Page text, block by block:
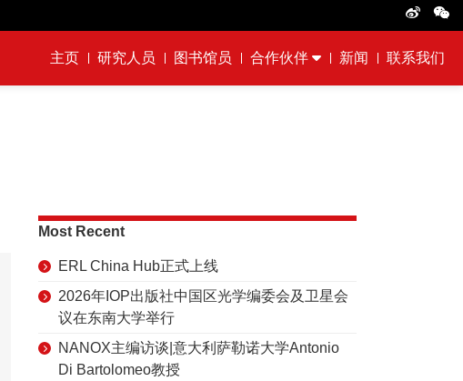
主页 研究人员 图书馆员 合作伙伴 新闻 联系我们
Most Recent
ERL China Hub正式上线
2026年IOP出版社中国区光学编委会及卫星会
议在东南大学举行
NANOX主编访谈|意大利萨勒诺大学Antonio
Di Bartolomeo教授